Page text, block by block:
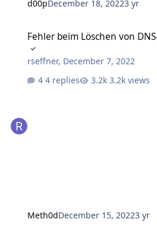
d00pDecember 18, 20223 yr
Fehler beim Löschen von
rseffner, December 7, 2022
4 replies
3.2k views
Meth0dDecember 15, 20223 yr